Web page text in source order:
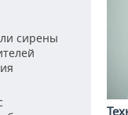
сирены